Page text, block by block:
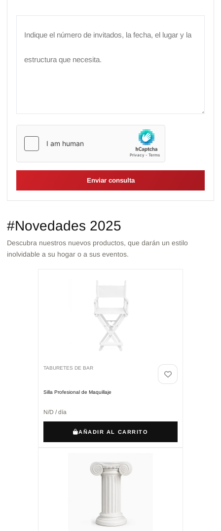
Enviar consulta
#Novedades 2025
Descubra nuestros nuevos productos, que darán un estilo
inolvidable a su hogar o a sus eventos.
TABURETES DE BAR
Silla Profesional de Maquillaje
N/D / día
AÑADIR AL CARRITO